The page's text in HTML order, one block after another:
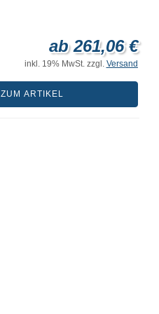
ab 261,06 €
inkl. 19% MwSt. zzgl. Versand
ZUM ARTIKEL